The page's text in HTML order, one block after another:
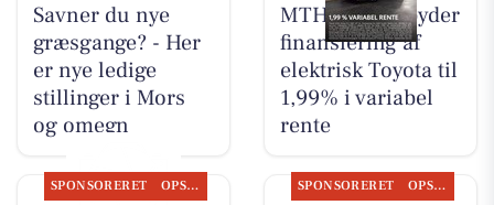
Savner du nye
græsgange? - Her
er nye ledige
stillinger i Mors
og omegn
MTH Biler tilbyder
finansiering af
elektrisk Toyota til
1,99% i variabel
rente
SPONSORERET OPSLAGSTAVLEN SPONSORERET OPSLAGSTAVLEN